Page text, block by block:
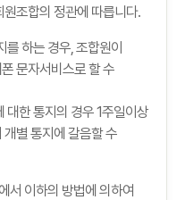
조합의 정관에 따릅니다.
하는 경우, 조합원이
문자서비스로 할 수
대한 통지의 경우 1주일이상
개별 통지에 갈음할 수
서 이하의 방법에 의하여